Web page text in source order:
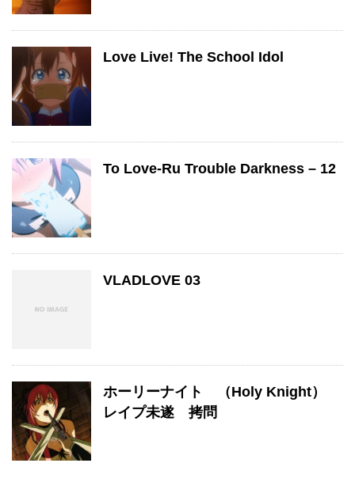
Love Live! The School Idol
To Love-Ru Trouble Darkness – 12
VLADLOVE 03
ホーリーナイト （Holy Knight）
レイプ未遂 拷問